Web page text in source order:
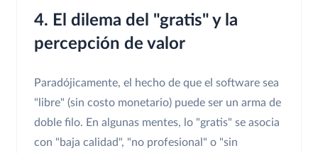
4. El dilema del "gratis" y la
percepción de valor
Paradójicamente, el hecho de que el software sea
"libre" (sin costo monetario) puede ser un arma de
doble filo. En algunas mentes, lo "gratis" se asocia
con "baja calidad", "no profesional" o "sin